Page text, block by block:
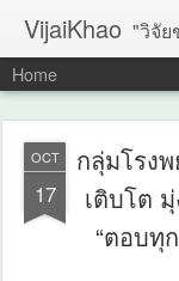
VijaiKhao "วิจั
Home
OCT
17
กลุ่มโรง
เติบโต
“ตอบทุ